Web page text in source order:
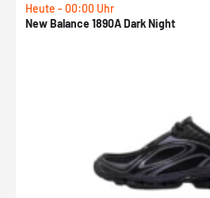
Heute - 00:00 Uhr
New Balance 1890A Dark Night